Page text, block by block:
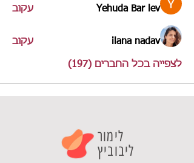
Yehuda Bar lev עקוב
ilana nadav עקוב
לצפייה בכל החברים (197)
לימור
ליבוביץ